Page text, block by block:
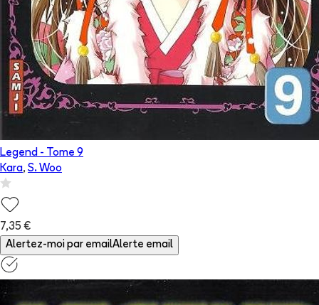
Legend - Tome 9
Kara, S. Woo
7,35 €
Alertez-moi par emailAlerte email